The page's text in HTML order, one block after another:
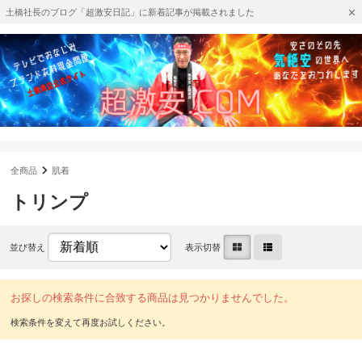
土橋社長のブログ「超激安日記」に新着記事が掲載されました
全商品 肌着
トリンプ
並び替え 表示切替
お探しの検索条件に合致する商品は見つかりませんでした。